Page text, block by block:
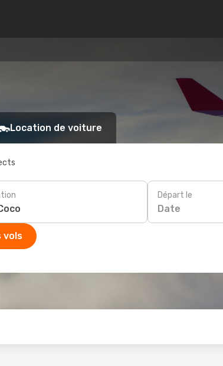
Location de voiture
Départ le
Date
vols